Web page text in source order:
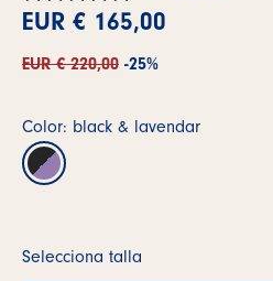
EUR € 165,00
EUR € 220,00 -25%
Color: black & lavendar
Selecciona talla